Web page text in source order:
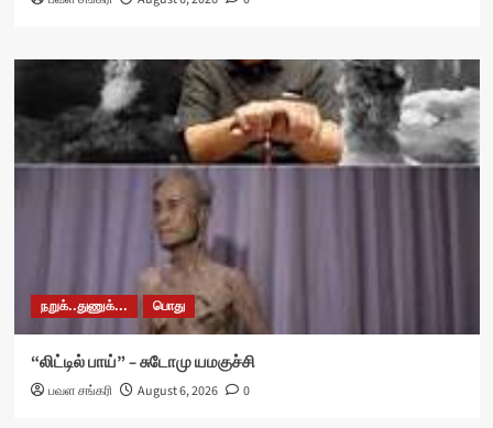
நறுக்..துணுக்... பொது
“லிட்டில் பாய்” – சுடோமு யமகுச்சி
பவள சங்கரி August 6, 2026 0